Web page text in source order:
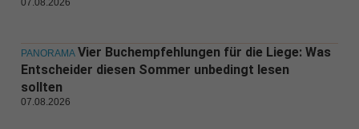
07.08.2026
PANORAMA Vier Buchempfehlungen für die Liege: Was
Entscheider diesen Sommer unbedingt lesen
sollten
07.08.2026